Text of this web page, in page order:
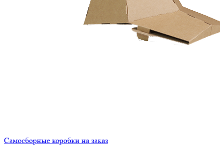
Самосборные коробки на заказ